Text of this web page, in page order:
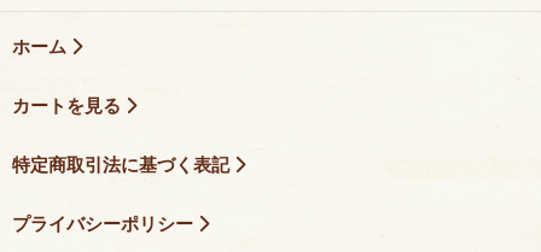
ホーム
カートを見る
特定商取引法に基づく表記
プライバシーポリシー